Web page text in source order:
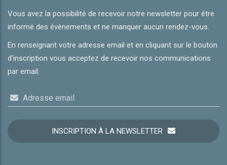
Vous avez la possibilité de recevoir notre newsletter pour être
informé des évènements et ne manquer aucun rendez-vous.
En renseignant votre adresse email et en cliquant sur le bouton
d'inscription vous acceptez de recevoir nos communications
par email.
Adresse email
INSCRIPTION À LA NEWSLETTER